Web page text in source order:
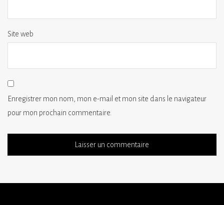
Site web
Enregistrer mon nom, mon e-mail et mon site dans le navigateur
pour mon prochain commentaire.